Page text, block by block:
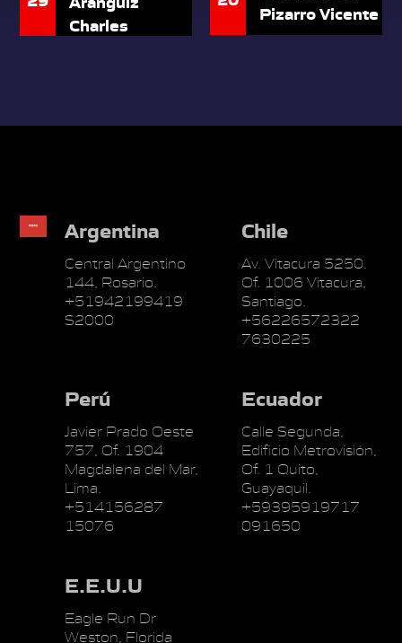
Charles
Pizarro Vicente
Argentina
Central Argentino
144, Rosario.
+51942199419
S2000
Chile
Av. Vitacura 5250.
Of. 1006 Vitacura,
Santiago.
+56226572322
7630225
Perú
Javier Prado Oeste
757, Of. 1904
Magdalena del Mar,
Lima.
+514156287
15076
Ecuador
Calle Segunda,
Edificio Metrovisión,
Of. 1 Quito,
Guayaquil.
+59395919717
091650
E.E.U.U
Eagle Run Dr
Weston, Florida